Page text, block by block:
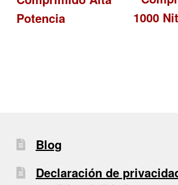
de
Potencia
1000
Blog
Declaración de